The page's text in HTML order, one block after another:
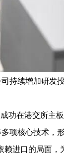
持续增加研发
功在港交所主
项核心技术
进口的局面